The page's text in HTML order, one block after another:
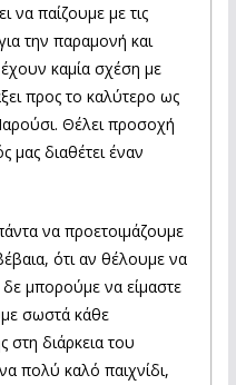
να παίζουμε με τις
την παραμονή και
καμία σχέση με
προς το καλύτερο ως
Θέλει προσοχή
μας διαθέτει έναν
να προετοιμάζουμε
ότι αν θέλουμε να
μπορούμε να είμαστε
σωστά κάθε
στη διάρκεια του
πολύ καλό παιχνίδι,